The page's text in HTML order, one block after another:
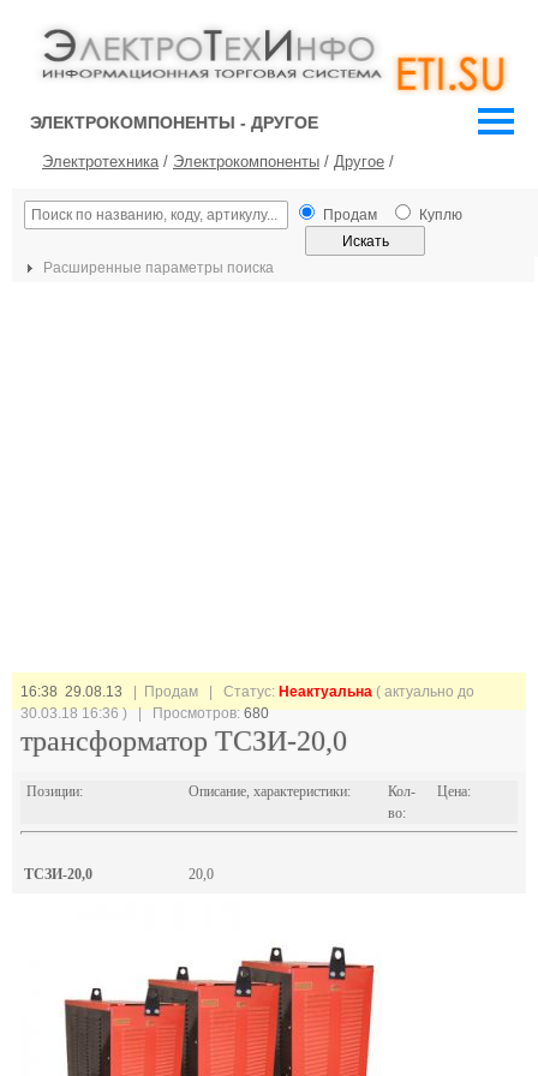
ЭЛЕКТРОКОМПОНЕНТЫ - ДРУГОЕ
Электротехника/ Электрокомпоненты / Другое /
Продам Куплю
Расширенные параметры поиска
16:38 29.08.13 | Продам | Статус: Неактуальна ( актуально до
30.03.18 16:36 ) | Просмотров:680
трансформатор ТСЗИ-20,0
Позиции: Описание, характеристики:
Кол-
во:
Цена:
ТСЗИ-20,0 20,0